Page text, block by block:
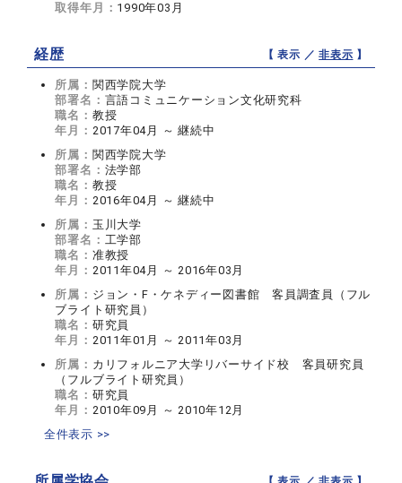
取得年月： 1990年03月
経歴 【 表示 ／非表示 】
所属： 関西学院大学
部署名： 言語コミュニケーション文化研究科
職名： 教授
年月： 2017年04月 ～ 継続中
所属： 関西学院大学
部署名： 法学部
職名： 教授
年月： 2016年04月 ～ 継続中
所属： 玉川大学
部署名： 工学部
職名： 准教授
年月： 2011年04月 ～ 2016年03月
所属： ジョン・F・ケネディー図書館 客員調査員（フル
ブライト研究員）
職名： 研究員
年月： 2011年01月 ～ 2011年03月
所属： カリフォルニア大学リバーサイド校 客員研究員
（フルブライト研究員）
職名： 研究員
年月： 2010年09月 ～ 2010年12月
全件表示 >>